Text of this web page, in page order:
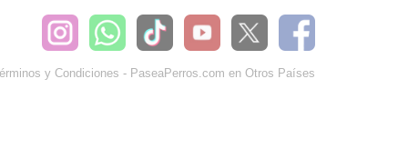
y Condiciones - PaseaPerros.com en Otros Países